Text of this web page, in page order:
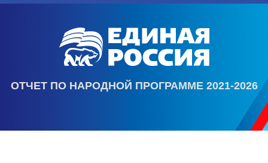
ОТЧЕТ ПО НАРОДНОЙ ПРОГРАММЕ 2021-2026